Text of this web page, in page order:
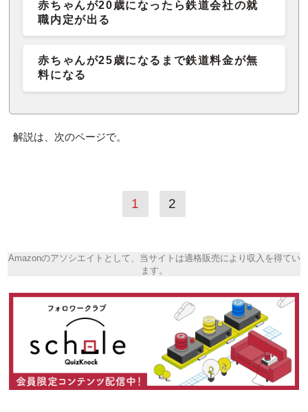
赤ちゃんが20歳になったら鉄道会社の就
職内定が出る
赤ちゃんが25歳になるまで鉄道料金が無
料になる
解説は、次のページで。
1 2
Amazonのアソシエイトとして、当サイトは適格販売により収入を得てい
ます。